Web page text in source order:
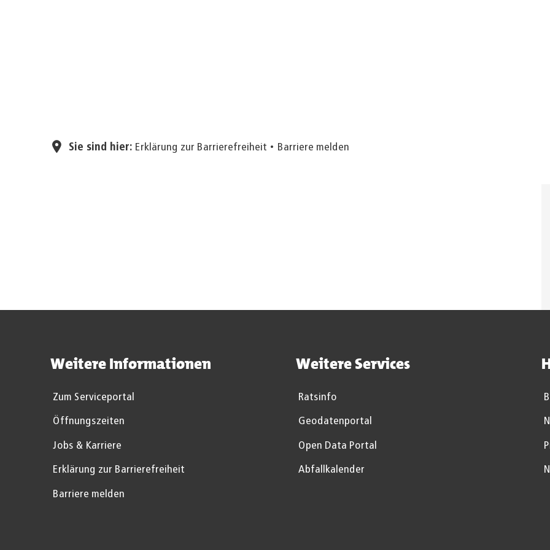
Sie sind hier: Erklärung zur Barrierefreiheit Barriere melden
Weitere Informationen
Zum Serviceportal
Öffnungszeiten
Jobs & Karriere
Erklärung zur Barrierefreiheit
Barriere melden
Weitere Services
Ratsinfo
Geodatenportal
Open Data Portal
Abfallkalender